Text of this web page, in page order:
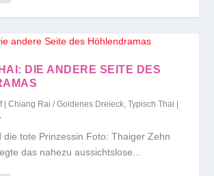
DIE ANDERE SEITE DES
|Chiang Rai / Goldenes Dreieck,Typisch Thai
die tote Prinzessin Foto: Thaiger Zehn
das nahezu aussichtslose...